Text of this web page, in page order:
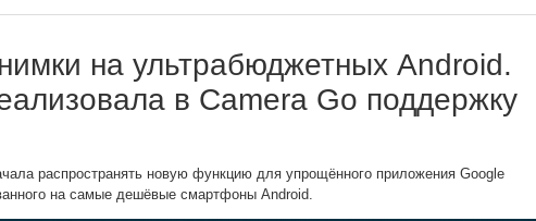
на ультрабюджетных Android.
в Camera Go поддержку
распространять новую функцию для упрощённого приложения Google
на самые дешёвые смартфоны Android.